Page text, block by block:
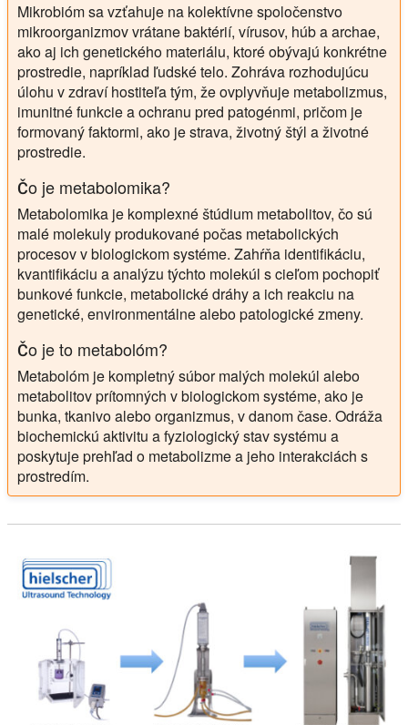
Mikrobióm sa vzťahuje na kolektívne spoločenstvo
mikroorganizmov vrátane baktérií, vírusov, húb a archae,
ako aj ich genetického materiálu, ktoré obývajú konkrétne
prostredie, napríklad ľudské telo. Zohráva rozhodujúcu
úlohu v zdraví hostiteľa tým, že ovplyvňuje metabolizmus,
imunitné funkcie a ochranu pred patogénmi, pričom je
formovaný faktormi, ako je strava, životný štýl a životné
prostredie.
Čo je metabolomika?
Metabolomika je komplexné štúdium metabolitov, čo sú
malé molekuly produkované počas metabolických
procesov v biologickom systéme. Zahŕňa identifikáciu,
kvantifikáciu a analýzu týchto molekúl s cieľom pochopiť
bunkové funkcie, metabolické dráhy a ich reakciu na
genetické, environmentálne alebo patologické zmeny.
Čo je to metabolóm?
Metabolóm je kompletný súbor malých molekúl alebo
metabolitov prítomných v biologickom systéme, ako je
bunka, tkanivo alebo organizmus, v danom čase. Odráža
biochemickú aktivitu a fyziologický stav systému a
poskytuje prehľad o metabolizme a jeho interakciách s
prostredím.